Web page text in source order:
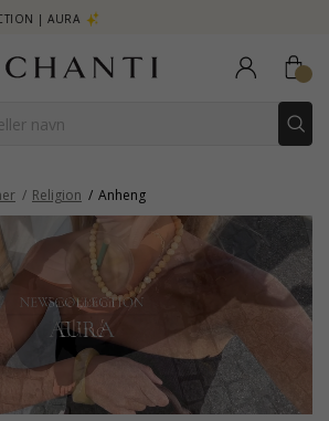
SAVE 50% ON ELINÉ
Religion Anheng